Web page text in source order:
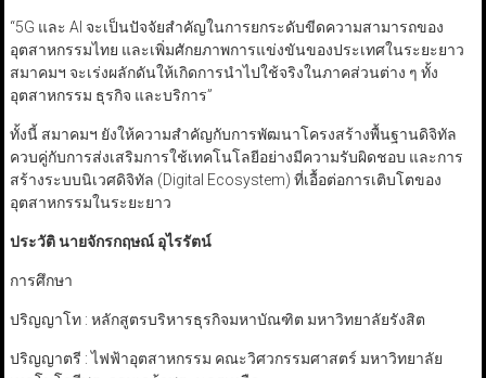
“5G และ AI จะเป็นปัจจัยสำคัญในการยกระดับขีดความสามารถของ
อุตสาหกรรมไทย และเพิ่มศักยภาพการแข่งขันของประเทศในระยะยาว
สมาคมฯ จะเร่งผลักดันให้เกิดการนำไปใช้จริงในภาคส่วนต่าง ๆ ทั้ง
อุตสาหกรรม ธุรกิจ และบริการ”
ทั้งนี้ สมาคมฯ ยังให้ความสำคัญกับการพัฒนาโครงสร้างพื้นฐานดิจิทัล
ควบคู่กับการส่งเสริมการใช้เทคโนโลยีอย่างมีความรับผิดชอบ และการ
สร้างระบบนิเวศดิจิทัล (Digital Ecosystem) ที่เอื้อต่อการเติบโตของ
อุตสาหกรรมในระยะยาว
ประวัติ นายจักรกฤษณ์ อุไรรัตน์
การศึกษา
ปริญญาโท : หลักสูตรบริหารธุรกิจมหาบัณฑิต มหาวิทยาลัยรังสิต
ปริญญาตรี : ไฟฟ้าอุตสาหกรรม คณะวิศวกรรมศาสตร์ มหาวิทยาลัย